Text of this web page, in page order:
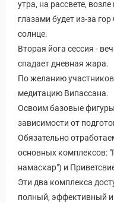
утра, на рассвете,
глазами будет из-за
солнце.
Вторая йога сессия -
спадает дневная жара.
По желанию
медитацию Випассана.
Освоим базовые
зависимости от
Обязательно
основных комплексов:
намаскар") и
Эти два комплекса
полный, эффективный